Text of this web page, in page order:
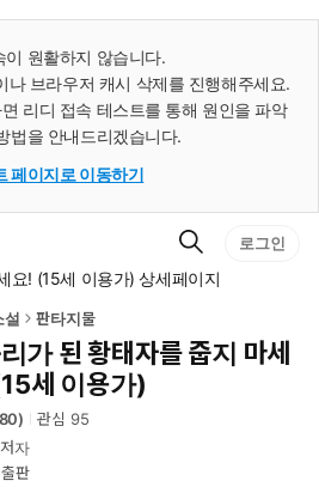
이 원활하지 않습니다.
나 브라우저 캐시 삭제를 진행해주세요.
리디 접속 테스트를 통해 원인을 파악
법을 안내드리겠습니다.
페이지로 이동하기
검
색
로그인
요! (15세 이용가) 상세페이지
설 판타지물
가 된 황태자를 줍지 마세
세 이용가)
) 관심 95
자
출판